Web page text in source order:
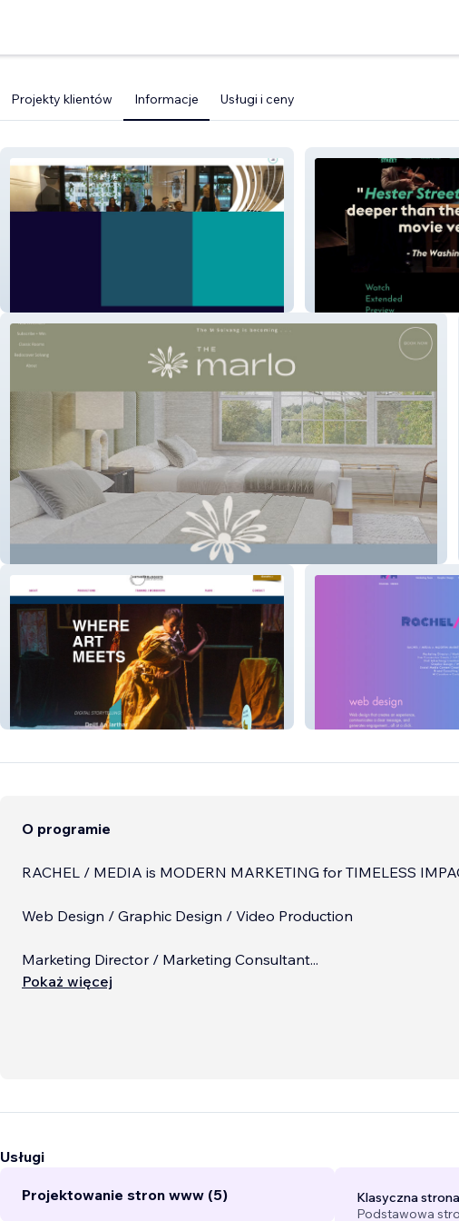
Projekty klientów Informacje Usługi i ceny
Hester Street
theanthropologists Rachel / Media
O programie
RACHEL / MEDIA is MODERN MARKETING for TIMELESS
Web Design / Graphic Design / Video Production
Marketing Director / Marketing Consultant...
Pokaż więcej
Usługi
Projektowanie stron www (5)
Klasyczna
Podstawowa